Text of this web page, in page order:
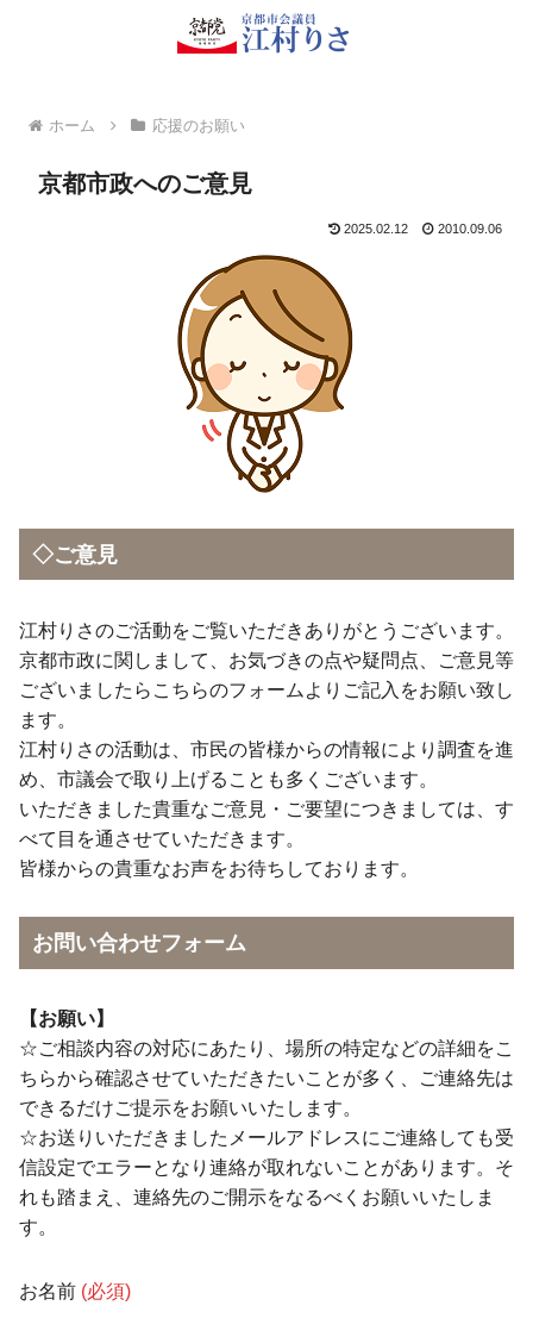
ホーム 応援のお願い
京都市政へのご意見
2025.02.12 2010.09.06
◇ご意見
江村りさのご活動をご覧いただきありがとうございます。
京都市政に関しまして、お気づきの点や疑問点、ご意見等
ございましたらこちらのフォームよりご記入をお願い致し
ます。
江村りさの活動は、市民の皆様からの情報により調査を進
め、市議会で取り上げることも多くございます。
いただきました貴重なご意見・ご要望につきましては、す
べて目を通させていただきます。
皆様からの貴重なお声をお待ちしております。
お問い合わせフォーム
【お願い】
☆ご相談内容の対応にあたり、場所の特定などの詳細をこ
ちらから確認させていただきたいことが多く、ご連絡先は
できるだけご提示をお願いいたします。
☆お送りいただきましたメールアドレスにご連絡しても受
信設定でエラーとなり連絡が取れないことがあります。そ
れも踏まえ、連絡先のご開示をなるべくお願いいたしま
す。
お名前 (必須)